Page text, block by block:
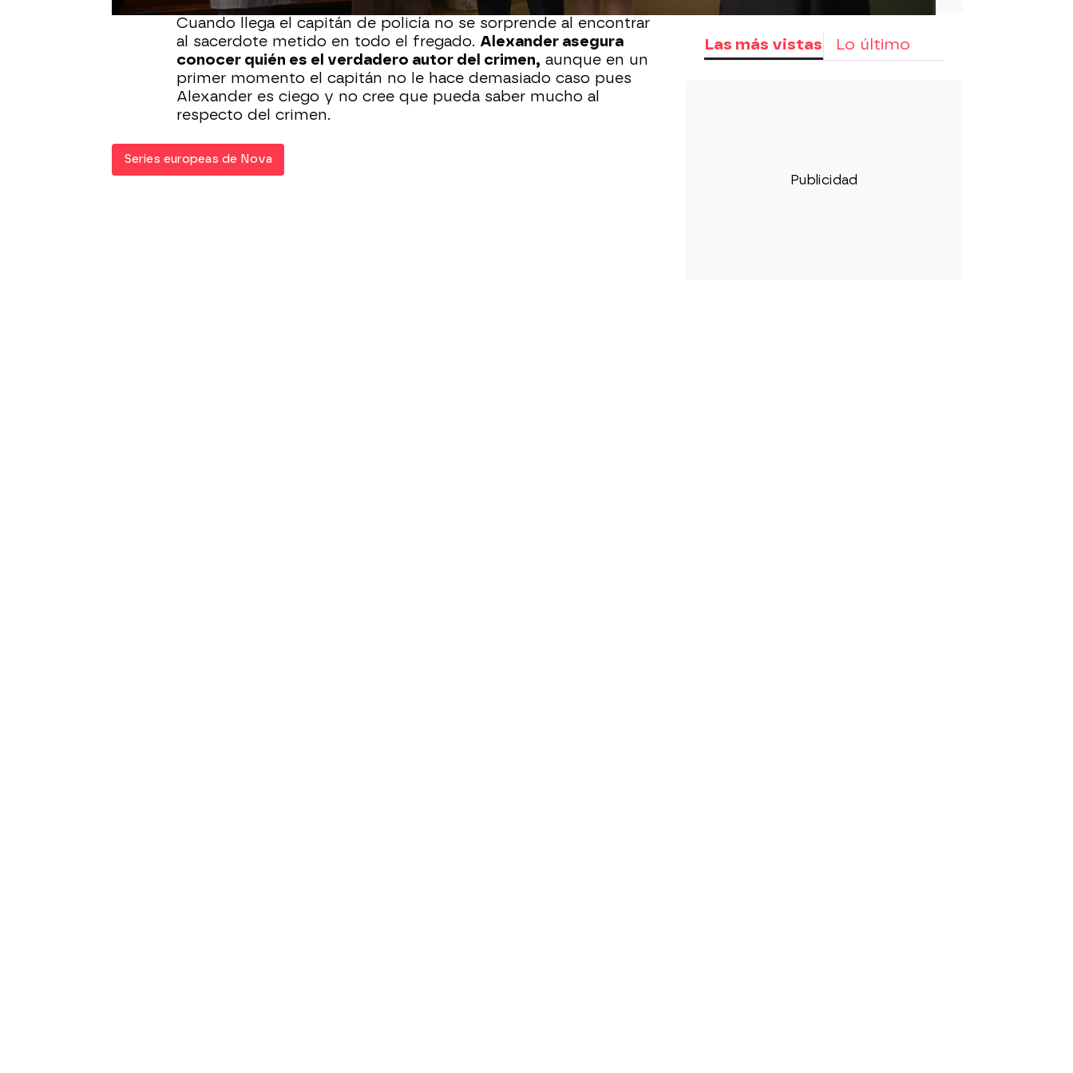
Cuando llega el capitán de policía no se sorprende al encontrar
al sacerdote metido en todo el fregado. Alexander asegura
conocer quién es el verdadero autor del crimen, aunque en un
primer momento el capitán no le hace demasiado caso pues
Alexander es ciego y no cree que pueda saber mucho al
respecto del crimen.
Series europeas de Nova
Las más vistas Lo último